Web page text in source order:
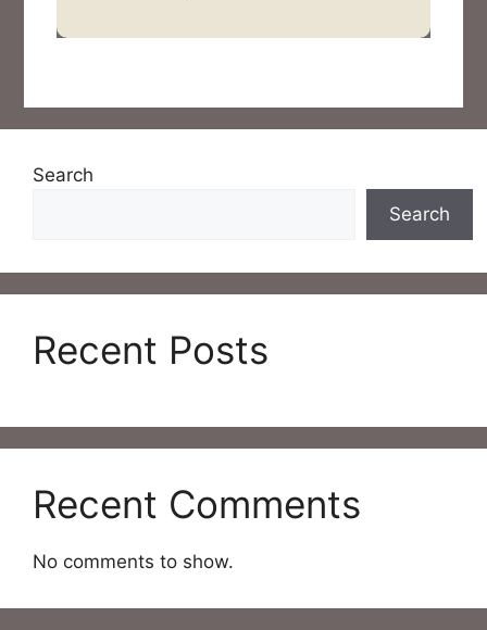
Search
Search
Recent Posts
Recent Comments
No comments to show.